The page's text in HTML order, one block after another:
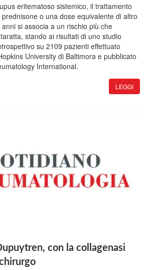
eritematoso sistemico, il trattamento
o una dose equivalente di altro
si associa a un rischio più che
stando ai risultati di uno studio
su 2109 pazienti effettuato
University di Baltimora e pubblicato
International.
LEGGI
con la collagenasi